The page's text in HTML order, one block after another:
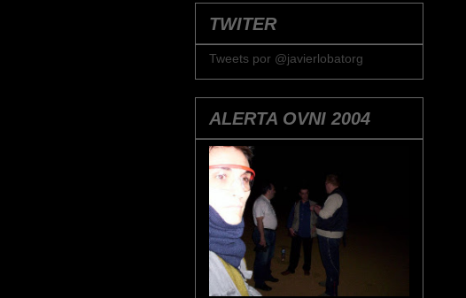
TWITER
Tweets por @javierlobatorg
ALERTA OVNI 2004